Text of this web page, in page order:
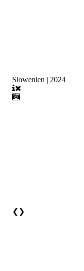
Slowenien | 2024
❮ ❯